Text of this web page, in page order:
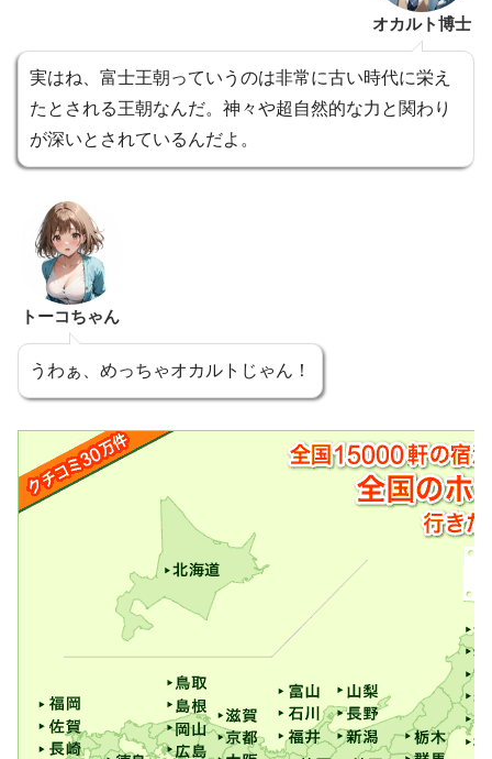
オカルト博士
実はね、富士王朝っていうのは非常に古い時代に栄え
たとされる王朝なんだ。神々や超自然的な力と関わり
が深いとされているんだよ。
トーコちゃん
うわぁ、めっちゃオカルトじゃん！